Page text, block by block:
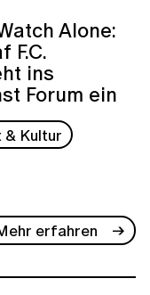
Alone:
F.C.
ins
Forum ein
& Kultur
erfahren